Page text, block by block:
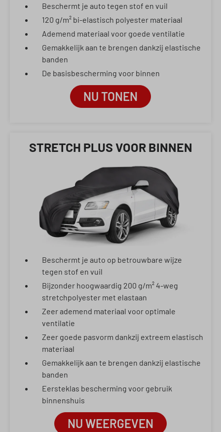
Beschermt je auto tegen stof en vuil
120 g/m² bi-elastisch polyester materiaal
Ademend materiaal voor goede ventilatie
Gemakkelijk aan te brengen dankzij elastische
banden
De basisbescherming voor binnen
NU TONEN
STRETCH PLUS VOOR BINNEN
Beschermt je auto op betrouwbare wijze
tegen stof en vuil
Bijzonder hoogwaardig 200 g/m² 4-weg
stretchpolyester met elastaan
Zeer ademend materiaal voor optimale
ventilatie
Zeer goede pasvorm dankzij extreem elastisch
materiaal
Gemakkelijk aan te brengen dankzij elastische
banden
Eersteklas bescherming voor gebruik
binnenshuis
NU WEERGEVEN